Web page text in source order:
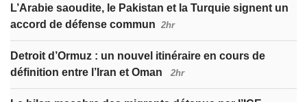
L’Arabie saoudite, le Pakistan et la Turquie signent un
accord de défense commun 2hr
Detroit d’Ormuz : un nouvel itinéraire en cours de
définition entre l’Iran et Oman
2hr